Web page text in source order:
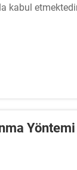
kabul
otantik
Yöntemi